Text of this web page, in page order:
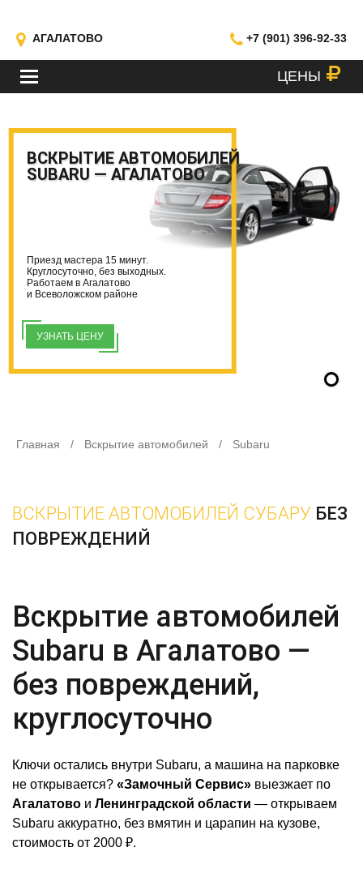
АГАЛАТОВО +7 (901) 396-92-33
МЕНЮ ЦЕНЫ
ВСКРЫТИЕ АВТОМОБИЛЕЙ
SUBARU — АГАЛАТОВО
Приезд мастера 15 минут.
Круглосуточно, без выходных.
Работаем в Агалатово
и Всеволожском районе
УЗНАТЬ ЦЕНУ
Главная / Вскрытие автомобилей / Subaru
ВСКРЫТИЕ АВТОМОБИЛЕЙ СУБАРУ БЕЗ
ПОВРЕЖДЕНИЙ
Вскрытие автомобилей
Subaru в Агалатово —
без повреждений,
круглосуточно
Ключи остались внутри Subaru, а машина на парковке
не открывается? «Замочный Сервис» выезжает по
Агалатово и Ленинградской области — открываем
Subaru аккуратно, без вмятин и царапин на кузове,
стоимость от 2000 ₽.